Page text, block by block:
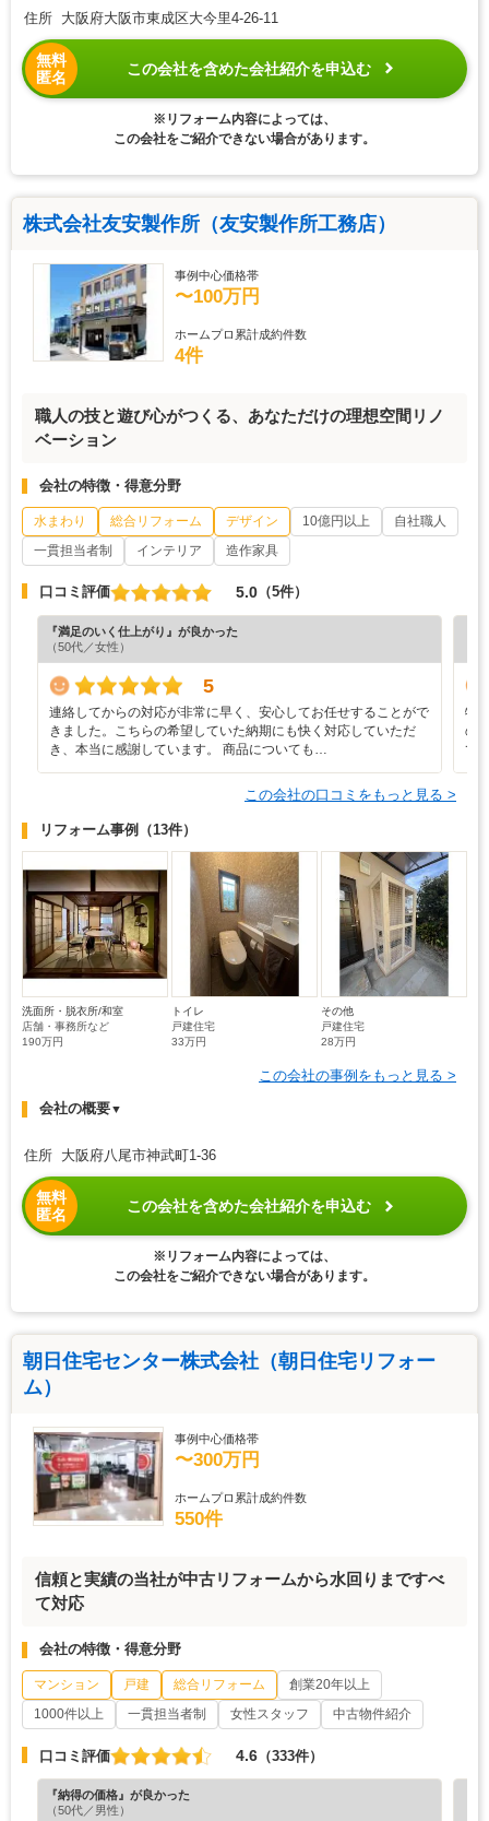
住所 大阪府大阪市東成区大今里4-26-11
無料
匿名
この会社を含めた会社紹介を申込む
※リフォーム内容によっては、
この会社をご紹介できない場合があります。
株式会社友安製作所（友安製作所工務店）
事例中心価格帯
〜100万円
ホームプロ累計成約件数
4件
職人の技と遊び心がつくる、あなただけの理想空間リノ
ベーション
会社の特徴・得意分野
水まわり 総合リフォーム デザイン 10億円以上
自社職人
一貫担当者制
インテリア 造作家具
口コミ評価 5.0 （5件）
『満足のいく仕上がり』が良かった
（50代／女性）
5
連絡してからの対応が非常に早く、安心してお任せすることがで
きました。こちらの希望していた納期にも快く対応していただ
き、本当に感謝しています。 商品についても…
特
の
て
この会社の口コミをもっと見る >
リフォーム事例 （13件）
洗面所・脱衣所/和室
店舗・事務所など
190万円
トイレ
戸建住宅
33万円
その他
戸建住宅
28万円
この会社の事例をもっと見る >
会社の概要▼
住所 大阪府八尾市神武町1-36
無料
匿名
この会社を含めた会社紹介を申込む
※リフォーム内容によっては、
この会社をご紹介できない場合があります。
朝日住宅センター株式会社（朝日住宅リフォー
ム）
事例中心価格帯
〜300万円
ホームプロ累計成約件数
550件
信頼と実績の当社が中古リフォームから水回りまですべ
て対応
会社の特徴・得意分野
マンション 戸建 総合リフォーム
創業20年以上
1000件以上
一貫担当者制 女性スタッフ 中古物件紹介
口コミ評価 4.6 （333件）
『納得の価格』が良かった
（50代／男性）